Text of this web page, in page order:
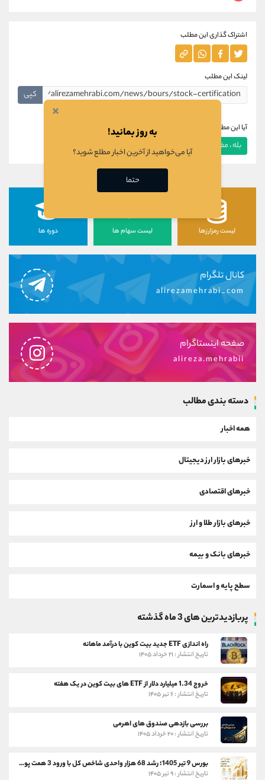
اشتراک گذاری این مطلب
لینک این مطلب
کپی
آیا این مطلب برای شما مفید بود؟
بله ، مفید بود خیر ، مفید نبود
لیست رمزارزها لیست سهام ها دوره ها
کانال تلگرام
alirezamehrabi_com
صفحه اینستاگرام
alireza.mehrabii
دسته بندی مطالب
همه اخبار
خبرهای بازار ارز دیجیتال
خبرهای اقتصادی
خبرهای بازار طلا و ارز
خبرهای بانک و بیمه
سطح پایه و اسمارت
پربازدیدترین های 3 ماه گذشته
راه اندازی ETF جدید بیت کوین با درآمد ماهانه
تاریخ انتشار : ۲۱ خرداد ۱۴۰۵
خروج 1.34 میلیارد دلار از ETF های بیت کوین در یک هفته
تاریخ انتشار : ۶ تیر ۱۴۰۵
بررسی بازدهی صندوق های اهرمی
تاریخ انتشار : ۲۰ خرداد ۱۴۰۵
بورس 9 تیر 1405؛ رشد 68 هزار واحدی شاخص کل با ورود 3 همت پول حقیقی
تاریخ انتشار : ۹ تیر ۱۴۰۵
×
به روز بمانید!
آیا می‌خواهید از آخرین اخبار مطلع شوید؟
حتما